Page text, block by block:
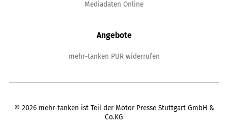
Mediadaten Online
Angebote
mehr-tanken PUR widerrufen
© 2026 mehr-tanken ist Teil der Motor Presse Stuttgart GmbH &
Co.KG